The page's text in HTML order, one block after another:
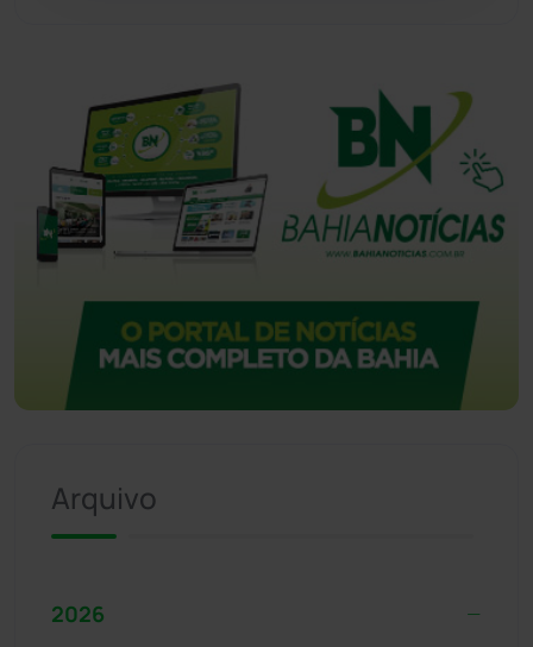
Arquivo
2026